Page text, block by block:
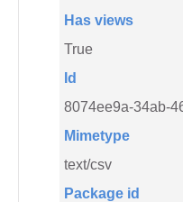
Has views
True
Id
8074ee9a-34ab-
Mimetype
text/csv
Package id